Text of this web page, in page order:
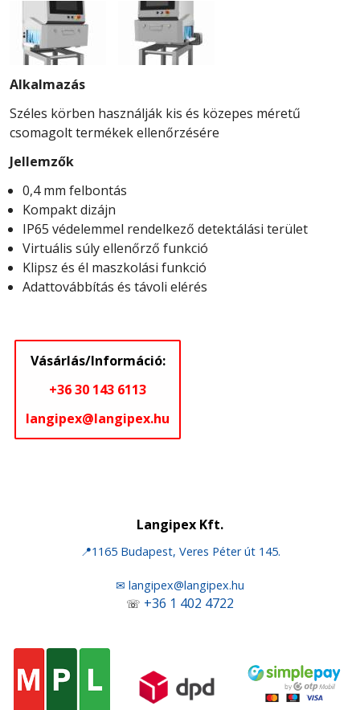
Alkalmazás
Széles körben használják kis és közepes méretű
csomagolt termékek ellenőrzésére
Jellemzők
0,4 mm felbontás
Kompakt dizájn
IP65 védelemmel rendelkező detektálási terület
Virtuális súly ellenőrző funkció
Klipsz és él maszkolási funkció
Adattovábbítás és távoli elérés
Vásárlás/Információ:
+36 30 143 6113
langipex@langipex.hu
Langipex Kft.
📍1165 Budapest, Veres Péter út 145.
✉ langipex@langipex.hu
☏ +36 1 402 4722